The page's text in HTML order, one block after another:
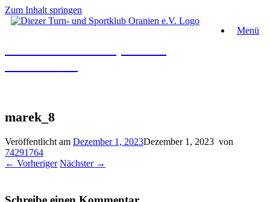
Zum Inhalt springen
Menü
marek_8
Veröffentlicht am Dezember 1, 2023Dezember 1, 2023 von
74291764
← Vorheriger Nächster →